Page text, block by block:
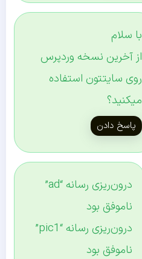
با سلام
از آخرین نسخه وردپرس
روی سایتتون استفاده
میکنید؟
پاسخ دادن
درون‌ریزی رسانه “ad”
ناموفق بود
درون‌ریزی رسانه “pic1”
ناموفق بود